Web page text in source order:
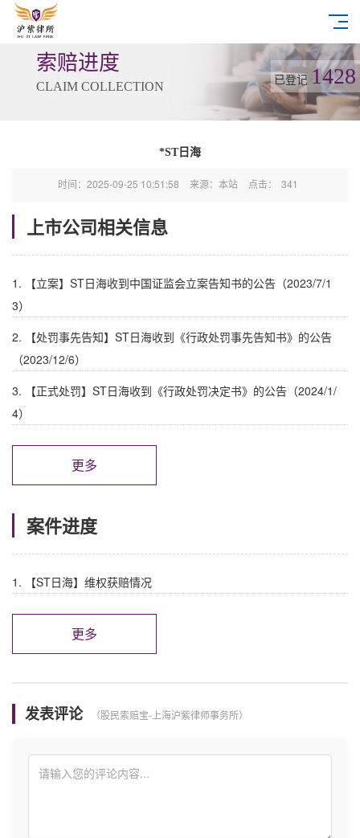
索赔进度
CLAIM COLLECTION 已登记 1428
*ST日海
时间：2025-09-25 10:51:58 来源：本站 点击： 341
上市公司相关信息
1. 【立案】ST日海收到中国证监会立案告知书的公告（2023/7/1
3）
2. 【处罚事先告知】ST日海收到《行政处罚事先告知书》的公告
（2023/12/6）
3. 【正式处罚】ST日海收到《行政处罚决定书》的公告（2024/1/
4）
更多
案件进度
1. 【ST日海】维权获赔情况
更多
发表评论